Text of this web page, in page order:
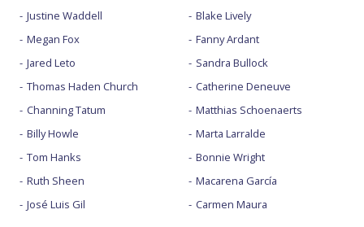
Justine Waddell
Megan Fox
Jared Leto
Thomas Haden Church
Channing Tatum
Billy Howle
Tom Hanks
Ruth Sheen
José Luis Gil
Blake Lively
Fanny Ardant
Sandra Bullock
Catherine Deneuve
Matthias Schoenaerts
Marta Larralde
Bonnie Wright
Macarena García
Carmen Maura